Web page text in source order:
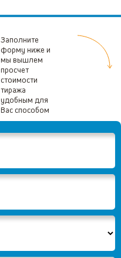
Заполните
форму ниже и
мы вышлем
просчет
стоимости
тиража
удобным для
Вас способом